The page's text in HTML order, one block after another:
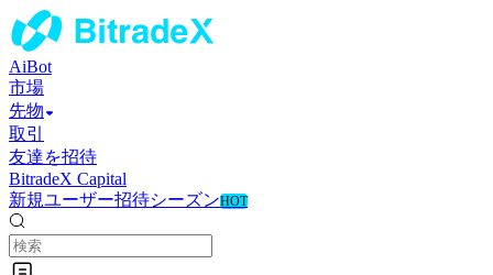
AiBot
市場
先物
取引
友達を招待
BitradeX Capital
新規ユーザー招待シーズンHOT